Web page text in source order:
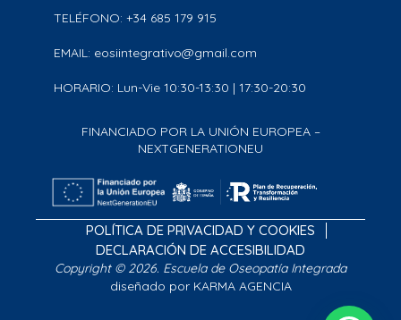
TELÉFONO: +34 685 179 915
EMAIL: eosiintegrativo@gmail.com
HORARIO: Lun-Vie 10:30-13:30 | 17:30-20:30
FINANCIADO POR LA UNIÓN EUROPEA –
NEXTGENERATIONEU
POLÍTICA DE PRIVACIDAD Y COOKIES
DECLARACIÓN DE ACCESIBILIDAD
Copyright © 2026. Escuela de Oseopatía Integrada
diseñado por KARMA AGENCIA